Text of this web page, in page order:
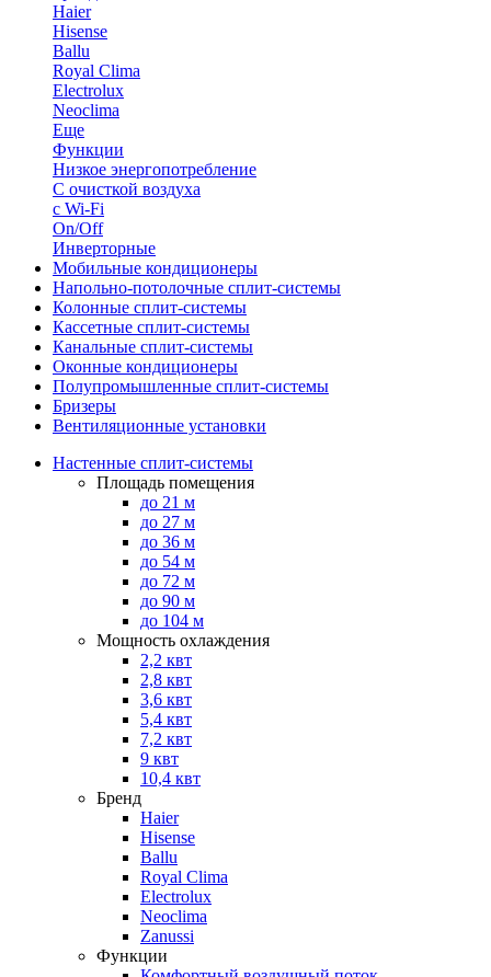
Haier
Hisense
Ballu
Royal Clima
Electrolux
Neoclima
Еще
Функции
Низкое энергопотребление
С очисткой воздуха
с Wi-Fi
On/Off
Инверторные
Мобильные кондиционеры
Напольно-потолоч​ные ​сплит-системы
Колонные ​​сплит-системы
Кассетные сплит-системы
Канальные сплит-системы
Оконные кондиционеры
Полупромышленные сплит-системы
Бризеры
Вентиляционные установки
Настенные сплит-системы
Площадь помещения
до 21 м
до 27 м
до 36 м
до 54 м
до 72 м
до 90 м
до 104 м
Мощность охлаждения
2,2 квт
2,8 квт
3,6 квт
5,4 квт
7,2 квт
9 квт
10,4 квт
Бренд
Haier
Hisense
Ballu
Royal Clima
Electrolux
Neoclima
Zanussi
Функции